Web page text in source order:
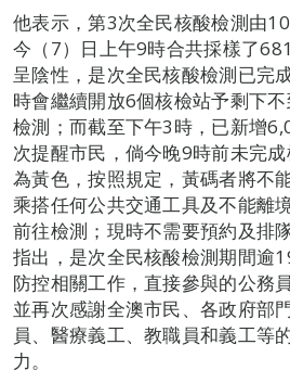
他表示，第3次全民核酸檢測由
今（7）日上午9時合共採樣了
呈陰性，是次全民核酸檢測已完
時會繼續開放6個核檢站予剩下
檢測；而截至下午3時，已新增
次提醒市民，倘今晚9時前未完
為黃色，按照規定，黃碼者將不
乘搭任何公共交通工具及不能離
前往檢測；現時不需要預約及排
指出，是次全民核酸檢測期間逾
防控相關工作，直接參與的公務
並再次感謝全澳市民、各政府部
員、醫療義工、教職員和義工等
力。